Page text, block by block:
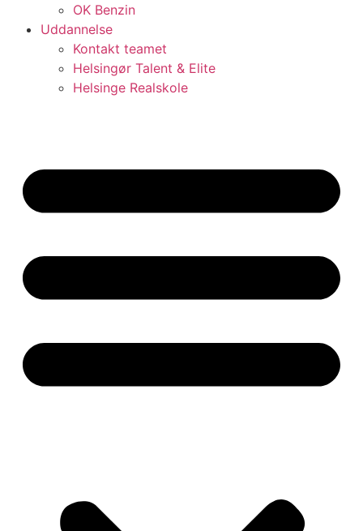
OK Benzin
Uddannelse
Kontakt teamet
Helsingør Talent & Elite
Helsinge Realskole